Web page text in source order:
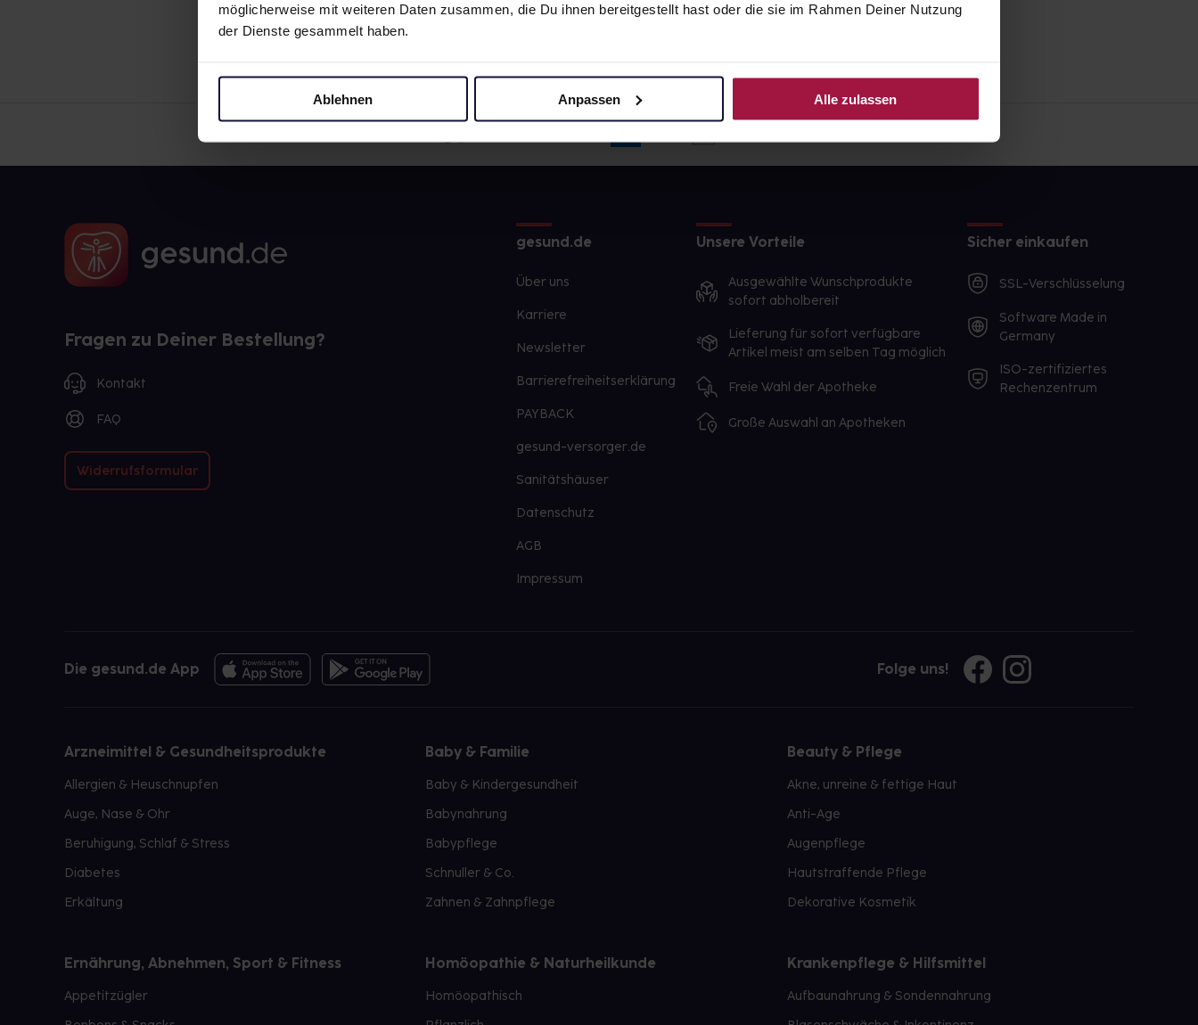
möglicherweise mit weiteren Daten zusammen, die Du ihnen bereitgestellt hast oder die sie im Rahmen Deiner Nutzung
der Dienste gesammelt haben.
Ablehnen Anpassen Alle zulassen
Fragen zu Deiner Bestellung?
Kontakt
FAQ
Widerrufsformular
gesund.de
Über uns
Karriere
Newsletter
Barrierefreiheitserklärung
PAYBACK
gesund-versorger.de
Sanitätshäuser
Datenschutz
AGB
Impressum
Unsere Vorteile
Ausgewählte Wunschprodukte
sofort abholbereit
Lieferung für sofort verfügbare
Artikel meist am selben Tag möglich
Freie Wahl der Apotheke
Große Auswahl an Apotheken
Sicher einkaufen
SSL-Verschlüsselung
Software Made in
Germany
ISO-zertifiziertes
Rechenzentrum
Die gesund.de App Folge uns!
Arzneimittel & Gesundheitsprodukte
Allergien & Heuschnupfen
Auge, Nase & Ohr
Beruhigung, Schlaf & Stress
Diabetes
Erkältung
Baby & Familie
Baby & Kindergesundheit
Babynahrung
Babypflege
Schnuller & Co.
Zahnen & Zahnpflege
Beauty & Pflege
Akne, unreine & fettige Haut
Anti-Age
Augenpflege
Hautstraffende Pflege
Dekorative Kosmetik
Ernährung, Abnehmen, Sport & Fitness
Appetitzügler
Homöopathie & Naturheilkunde
Homöopathisch
Krankenpflege & Hilfsmittel
Aufbaunahrung & Sondennahrung